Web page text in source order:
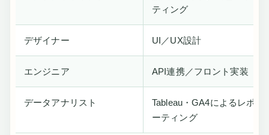
ティング
デザイナー UI／UX設計
エンジニア API連携／フロント実装
データアナリスト
Tableau・GA4によるレポ
ーティング